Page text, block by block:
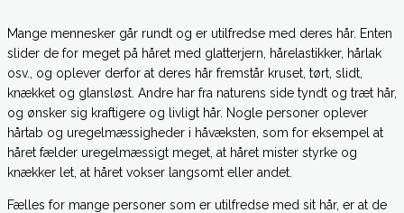
Mange mennesker går rundt og er utilfredse med deres hår. Enten
slider de for meget på håret med glatterjern, hårelastikker, hårlak
osv., og oplever derfor at deres hår fremstår kruset, tørt, slidt,
knækket og glansløst. Andre har fra naturens side tyndt og træt hår,
og ønsker sig kraftigere og livligt hår. Nogle personer oplever
hårtab og uregelmæssigheder i håvæksten, som for eksempel at
håret fælder uregelmæssigt meget, at håret mister styrke og
knækker let, at håret vokser langsomt eller andet.
Fælles for mange personer som er utilfredse med sit hår, er at de